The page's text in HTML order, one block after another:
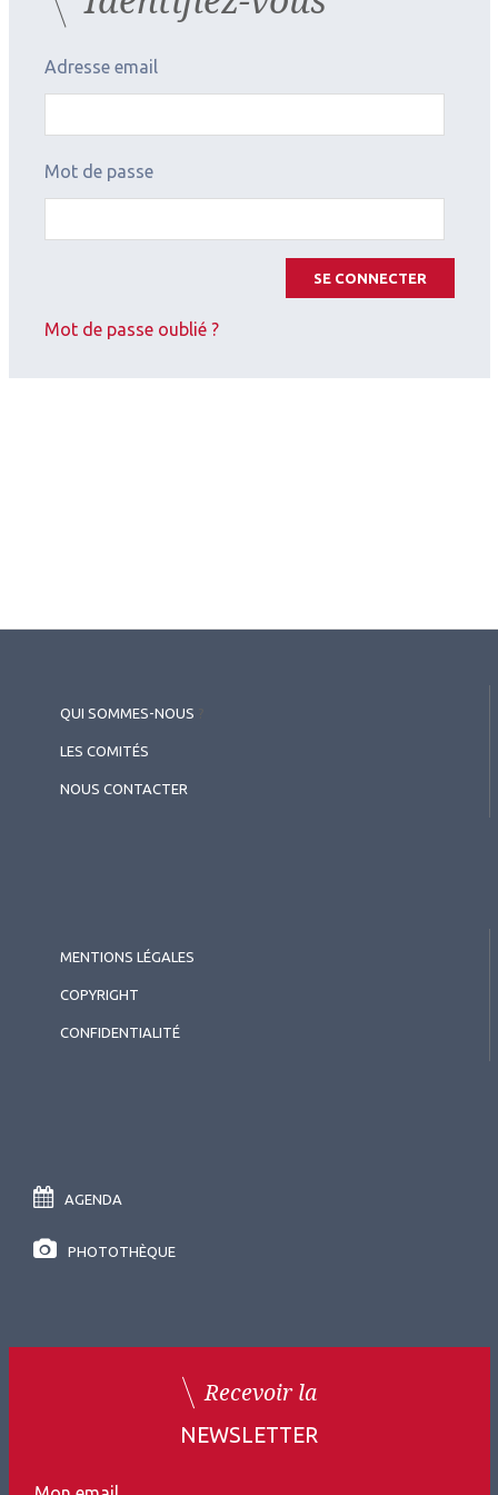
Adresse email
Mot de passe
SE CONNECTER
Mot de passe oublié ?
QUI SOMMES-NOUS
LES COMITÉS
NOUS CONTACTER
MENTIONS LÉGALES
COPYRIGHT
CONFIDENTIALITÉ
AGENDA
PHOTOTHÈQUE
Recevoir la
NEWSLETTER